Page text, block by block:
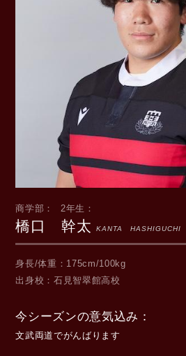
商学部 2年生
橋口 幹太 KANTA HASHIGUCHI
身長/体重
175cm/100kg
出身校
石見智翠館高校
今シーズンの意気込み
文武両道でがんばります